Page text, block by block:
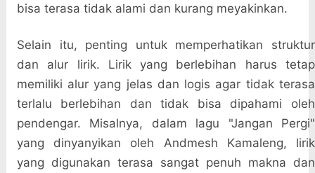
bisa terasa tidak alami dan kurang meyakinkan.
Selain itu, penting untuk memperhatikan struktur
dan alur lirik. Lirik yang berlebihan harus tetap
memiliki alur yang jelas dan logis agar tidak terasa
terlalu berlebihan dan tidak bisa dipahami oleh
pendengar. Misalnya, dalam lagu "Jangan Pergi"
yang dinyanyikan oleh Andmesh Kamaleng, lirik
yang digunakan terasa sangat penuh makna dan